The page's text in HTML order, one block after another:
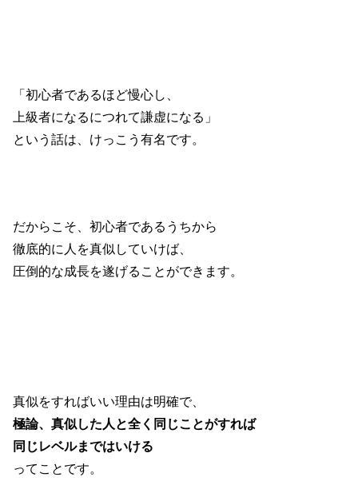
「初心者であるほど慢心し、
上級者になるにつれて謙虚になる」
という話は、けっこう有名です。
だからこそ、初心者であるうちから
徹底的に人を真似していけば、
圧倒的な成長を遂げることができます。
真似をすればいい理由は明確で、
極論、真似した人と全く同じことがすれば
同じレベルまではいける
ってことです。